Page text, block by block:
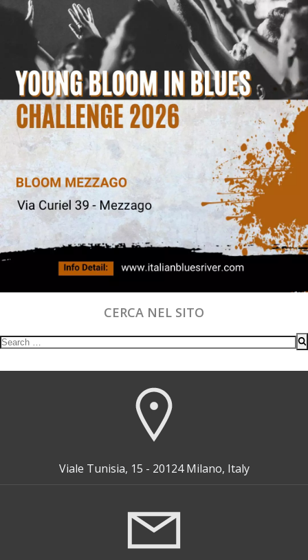
CERCA NEL SITO
Search
Viale Tunisia, 15 - 20124 Milano, Italy